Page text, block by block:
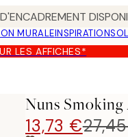
MURALEINSPIRATION
LES AFFICHES*
Nuns
13,73 €